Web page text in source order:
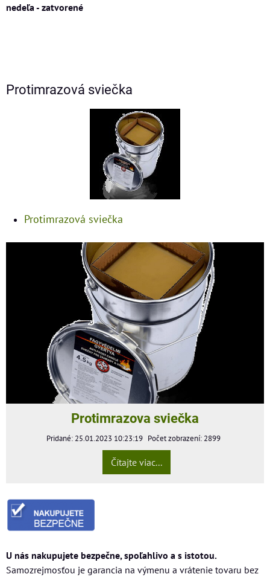
nedeľa - zatvorené
Protimrazová sviečka
Protimrazová sviečka
Protimrazova sviečka
Pridané: 25.01.2023 10:23:19 Počet zobrazení: 2899
Čítajte viac...
U nás nakupujete bezpečne, spoľahlivo a s istotou.
Samozrejmosťou je garancia na výmenu a vrátenie tovaru bez